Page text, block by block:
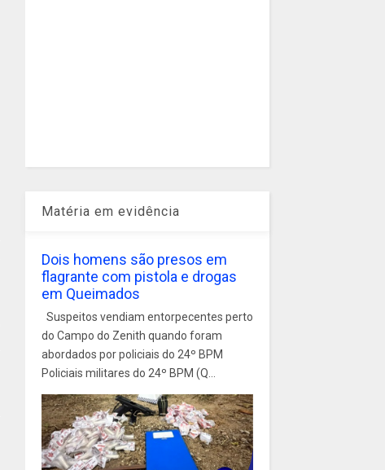
Matéria em evidência
Dois homens são presos em
flagrante com pistola e drogas
em Queimados
Suspeitos vendiam entorpecentes perto
do Campo do Zenith quando foram
abordados por policiais do 24º BPM
Policiais militares do 24º BPM (Q...